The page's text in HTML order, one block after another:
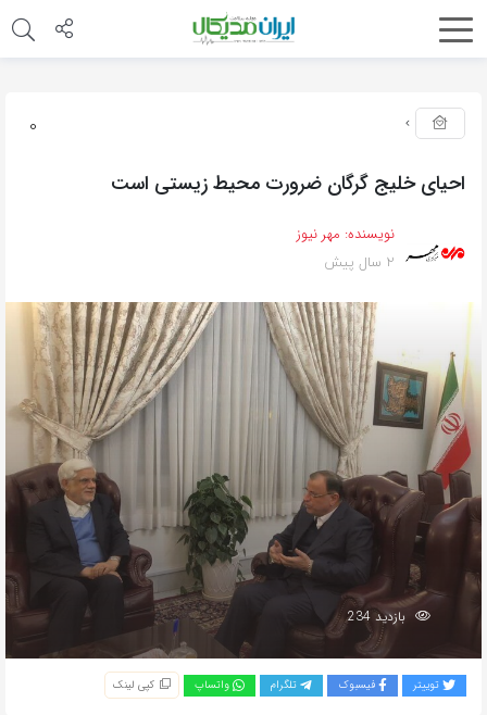
0
احیای خلیج گرگان ضرورت محیط زیستی است
نویسنده: مهر نیوز
2 سال پیش
بازدید 234
توییتر فیسبوک تلگرام واتساپ کپی لینک